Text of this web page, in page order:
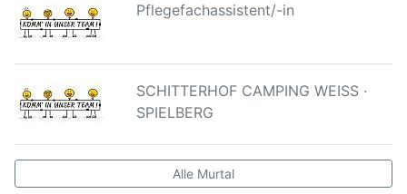
Pflegefachassistent/-in
SCHITTERHOF CAMPING WEISS ·
SPIELBERG
Alle Murtal